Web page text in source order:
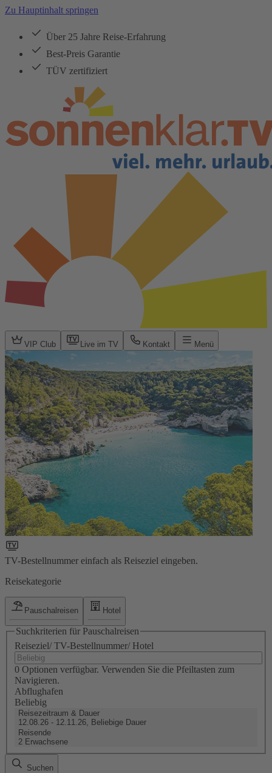
Zu Hauptinhalt springen
Über 25 Jahre Reise-Erfahrung
Best-Preis Garantie
TÜV zertifiziert
VIP Club Live im TV Kontakt Menü
TV-Bestellnummer einfach als Reiseziel eingeben.
Reisekategorie
Pauschalreisen Hotel
Suchkriterien für Pauschalreisen
Reiseziel/ TV-Bestellnummer/ Hotel
0 Optionen verfügbar. Verwenden Sie die Pfeiltasten zum
Navigieren.
Abflughafen
Beliebig
Reisezeitraum & Dauer
12.08.26 - 12.11.26, Beliebige Dauer
Reisende
2 Erwachsene
Suchen